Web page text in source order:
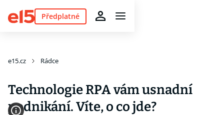
Předplatné
e15.cz Rádce
Technologie RPA vám usnadní
podnikání. Víte, o co jde?